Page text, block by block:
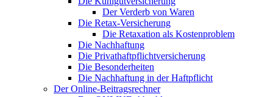
Der Verderb von Waren
Die Retax-Versicherung
Die Retaxation als Kostenproblem
Die Nachhaftung
Die Privathaftpflichtversicherung
Die Besonderheiten
Die Nachhaftung in der Haftpflicht
Der Online-Beitragsrechner